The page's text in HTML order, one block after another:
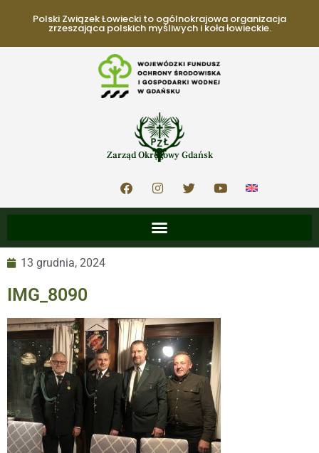
Polski Związek Łowiecki to ogólnokrajowa organizacja
zrzeszająca polskich myśliwych i koła łowieckie.
Zarząd Okręgowy Gdańsk
13 grudnia, 2024
IMG_8090